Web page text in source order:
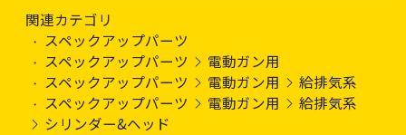
関連カテゴリ
スペックアップパーツ
スペックアップパーツ
電動ガン用
スペックアップパーツ
電動ガン用
給排気系
スペックアップパーツ
電動ガン用
給排気系
シリンダー&ヘッド